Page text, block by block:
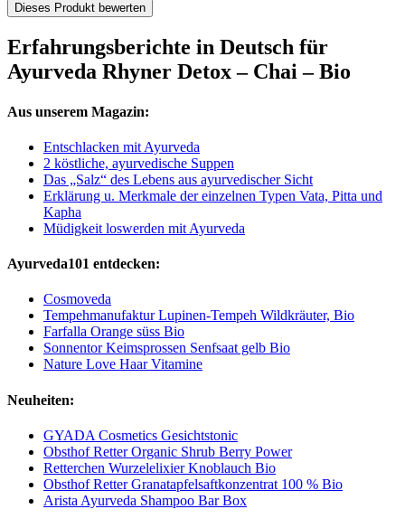
Dieses Produkt bewerten
Erfahrungsberichte in Deutsch für
Ayurveda Rhyner Detox – Chai – Bio
Aus unserem Magazin:
Entschlacken mit Ayurveda
2 köstliche, ayurvedische Suppen
Das „Salz“ des Lebens aus ayurvedischer Sicht
Erklärung u. Merkmale der einzelnen Typen Vata, Pitta und
Kapha
Müdigkeit loswerden mit Ayurveda
Ayurveda101 entdecken:
Cosmoveda
Tempehmanufaktur Lupinen-Tempeh Wildkräuter, Bio
Farfalla Orange süss Bio
Sonnentor Keimsprossen Senfsaat gelb Bio
Nature Love Haar Vitamine
Neuheiten:
GYADA Cosmetics Gesichtstonic
Obsthof Retter Organic Shrub Berry Power
Retterchen Wurzelelixier Knoblauch Bio
Obsthof Retter Granatapfelsaftkonzentrat 100 % Bio
Arista Ayurveda Shampoo Bar Box